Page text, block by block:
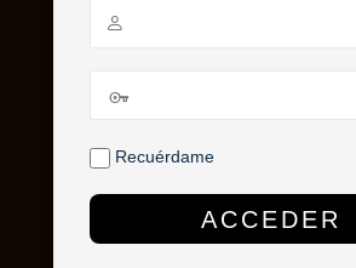
Recuérdame